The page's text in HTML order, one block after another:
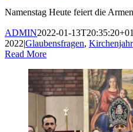
Namenstag Heute feiert die
ADMIN2022-01-
2022|Glaubensfragen, Kirchenjahr
Read More